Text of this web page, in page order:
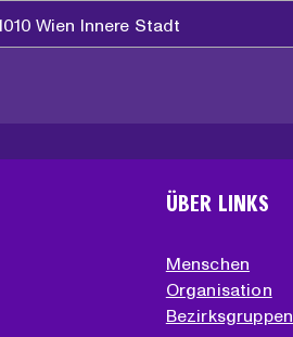
Wien Innere Stadt
ÜBER LINKS
Menschen
Organisation
Bezirksgruppen